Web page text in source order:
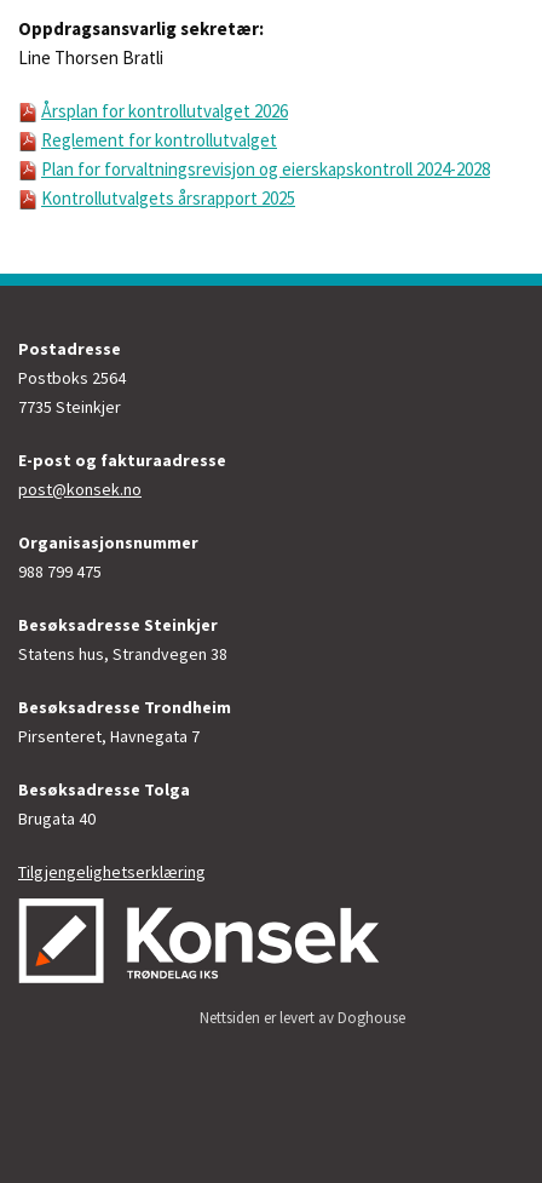
Oppdragsansvarlig sekretær:
Line Thorsen Bratli
Årsplan for kontrollutvalget 2026
Reglement for kontrollutvalget
Plan for forvaltningsrevisjon og eierskapskontroll 2024-2028
Kontrollutvalgets årsrapport 2025
Postadresse
Postboks 2564
7735 Steinkjer
E-post og fakturaadresse
post@konsek.no
Organisasjonsnummer
988 799 475
Besøksadresse Steinkjer
Statens hus, Strandvegen 38
Besøksadresse Trondheim
Pirsenteret, Havnegata 7
Besøksadresse Tolga
Brugata 40
Tilgjengelighetserklæring
Nettsiden er levert av Doghouse